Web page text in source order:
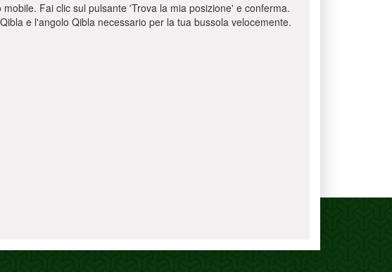
Fai clic sul pulsante 'Trova la mia posizione' e conferma.
e l'angolo Qibla necessario per la tua bussola velocemente.